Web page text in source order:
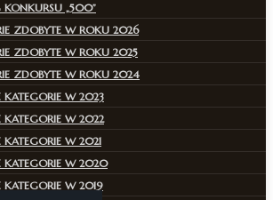
KONKURSU „500”
ZDOBYTE W ROKU 2026
ZDOBYTE W ROKU 2025
ZDOBYTE W ROKU 2024
KATEGORIE W 2023
KATEGORIE W 2022
KATEGORIE W 2021
KATEGORIE W 2020
KATEGORIE W 2019
Kategoria III
Domański
Majkowski
Mazur
Podgajny.
Dmowska.
Kategoria IV